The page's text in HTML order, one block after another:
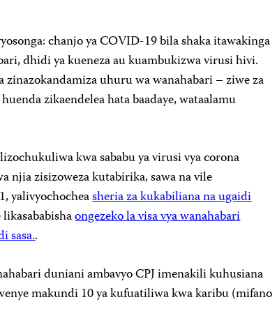
chanjo ya COVID-19 bila shaka itawakinga
dhidi ya kueneza au kuambukizwa virusi hivi.
uhuru wa wanahabari – ziwe za
zikaendelea hata baadaye, wataalamu
kwa sababu ya virusi vya corona
njia zisizoweza kutabirika, sawa na vile
yalivyochocheasheria za kukabiliana na ugaidi
ongezeko la visa vya wanahabari
sasa..
duniani ambavyo CPJ imenakili kuhusiana
makundi 10 ya kufuatiliwa kwa karibu (mifano